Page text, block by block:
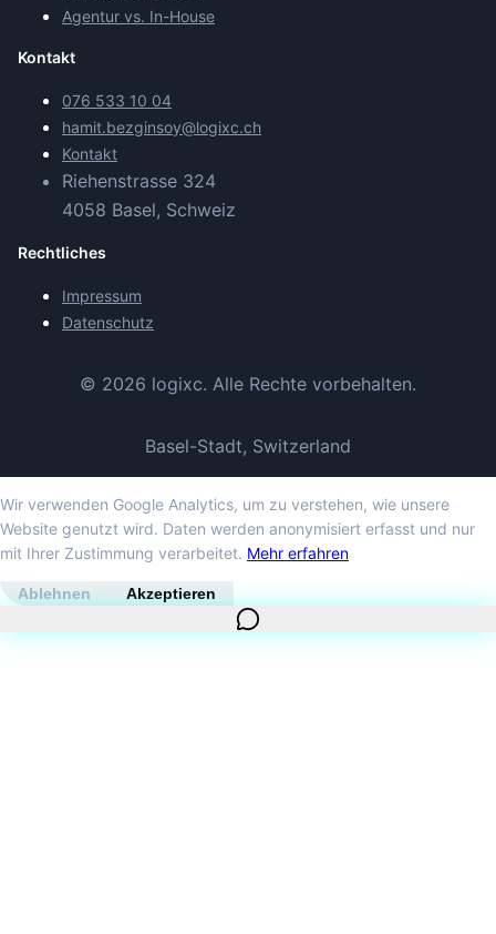
Agentur vs. In-House
Kontakt
076 533 10 04
hamit.bezginsoy@logixc.ch
Kontakt
Riehenstrasse 324
4058 Basel, Schweiz
Rechtliches
Impressum
Datenschutz
© 2026 logixc. Alle Rechte vorbehalten.
Basel-Stadt, Switzerland
Wir verwenden Google Analytics, um zu verstehen, wie unsere
Website genutzt wird. Daten werden anonymisiert erfasst und nur
mit Ihrer Zustimmung verarbeitet. Mehr erfahren
Ablehnen Akzeptieren